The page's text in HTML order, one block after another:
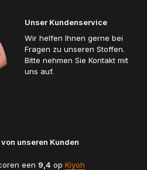
Unser Kundenservice
Wir helfen Ihnen gerne bei
Fragen zu unseren Stoffen.
Bitte nehmen Sie Kontakt mit
uns auf.
unseren Kunden
een 9,4 op Kiyoh